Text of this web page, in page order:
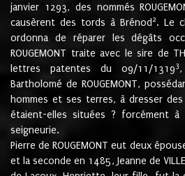
janvier 1293, des nommés
causèrent des tords à Brénod 2. Le
ordonna de réparer les dégâts
ROUGEMONT traite avec le sire de
lettres patentes du 09/11/13193
Bartholomé de ROUGEMONT,
hommes et ses terres, à dresser
étaient-elles situées ? forcément
seigneurie.
Pierre de ROUGEMONT eut deux
et la seconde en 1485, Jeanne de